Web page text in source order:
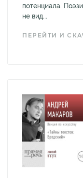
потенциала.
не вид...
ПЕРЕЙТИ И